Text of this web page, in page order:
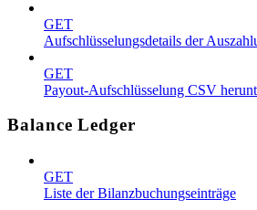
GET
Aufschlüsselungsdetails der
GET
Payout-Aufschlüsselung CSV
Balance Ledger
GET
Liste der Bilanzbuchungseinträge